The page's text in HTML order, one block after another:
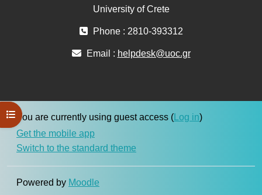
Open course index
University of Crete
Phone : 2810-393312
Email : helpdesk@uoc.gr
You are currently using guest access ( Log in)
Get the mobile app
Switch to the standard theme
Powered by Moodle